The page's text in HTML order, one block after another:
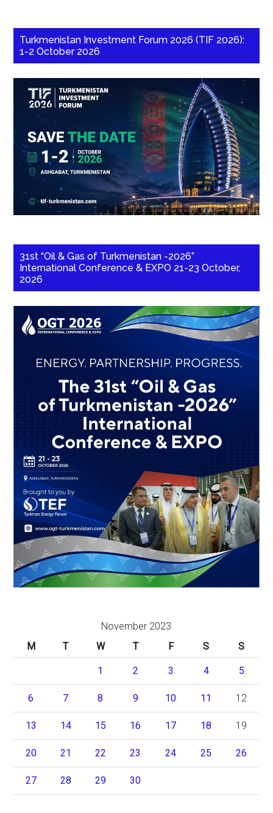
Turkmenistan Investment Forum 2026 (TIF 2026):
1-2 October 2026
31st “Oil & Gas of Turkmenistan -2026”
International Conference & EXPO 21-23 October,
2026
November 2023
M
T W T F S S
1 2 3 4 5
6 7 8 9 10 11 12
13 14 15 16 17 18 19
20 21 22 23 24 25 26
27 28 29 30